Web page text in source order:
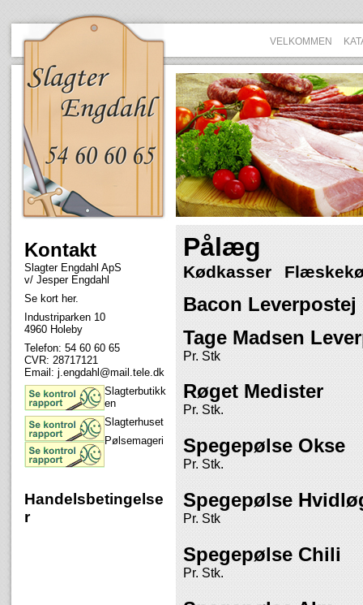
Jump to navigation
VELKOMMEN
Pålæg
Kødkasser
Bacon Leverpostej
Tage Madsen
Pr. Stk
Røget Medister
Pr. Stk.
Spegepølse Okse
Pr. Stk.
Spegepølse
Pr. Stk
Spegepølse Chili
Pr. Stk.
Kontakt
Slagter Engdahl ApS
v/ Jesper Engdahl
Se kort her.
Industriparken 10
4960 Holeby
Telefon: 54 60 60 65
CVR: 28717121
Email: j.engdahl@mail.tele.dk
Slagterbutikk
en
Slagterhuset
Pølsemageri
Handelsbetingelse
r